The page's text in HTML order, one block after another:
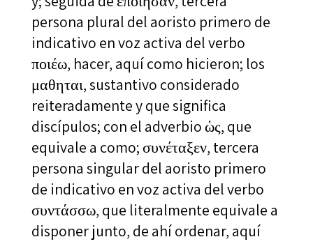
persona plural del aoristo primero de
indicativo en voz activa del verbo
ποιέω, hacer, aquí como hicieron; los
μαθηται, sustantivo considerado
reiteradamente y que significa
discípulos; con el adverbio ὡς, que
equivale a como; συνέταξεν, tercera
persona singular del aoristo primero
de indicativo en voz activa del verbo
συντάσσω, que literalmente equivale a
disponer junto, de ahí ordenar, aquí